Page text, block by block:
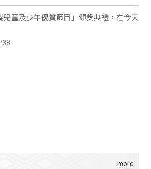
兒童及少年優質節目」頒獎典禮，在今天